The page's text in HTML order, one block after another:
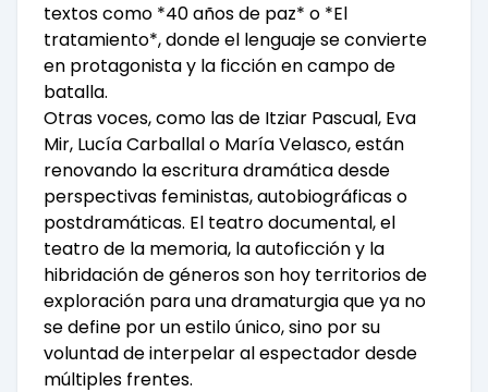
textos como *40 años de paz* o *El
tratamiento*, donde el lenguaje se convierte
en protagonista y la ficción en campo de
batalla.
Otras voces, como las de Itziar Pascual, Eva
Mir, Lucía Carballal o María Velasco, están
renovando la escritura dramática desde
perspectivas feministas, autobiográficas o
postdramáticas. El teatro documental, el
teatro de la memoria, la autoficción y la
hibridación de géneros son hoy territorios de
exploración para una dramaturgia que ya no
se define por un estilo único, sino por su
voluntad de interpelar al espectador desde
múltiples frentes.